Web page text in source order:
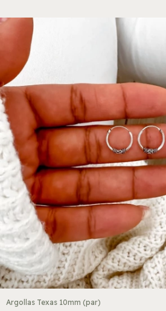
Argollas Texas 10mm (par)